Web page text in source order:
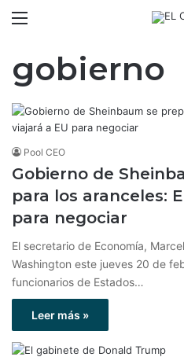
gobierno
Pool CEO
Gobierno de
para los aranceles:
para negociar
El secretario de Economía,
Washington este jueves 20 de
funcionarios de Estados…
Leer más »